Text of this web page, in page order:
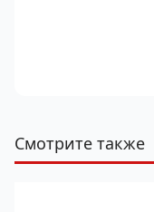
Смотрите также